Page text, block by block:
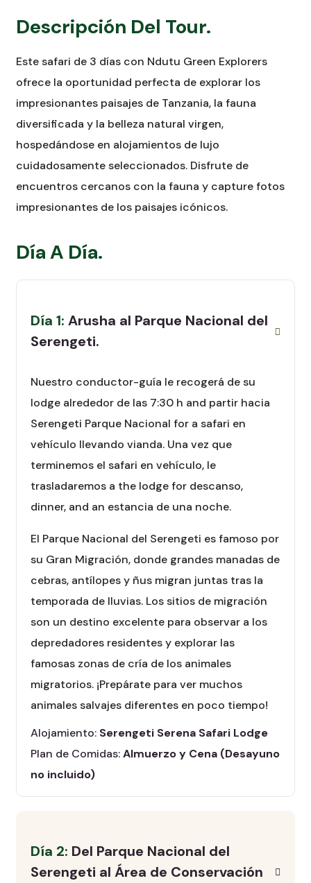
Descripción Del Tour.
Este safari de 3 días con Ndutu Green Explorers
ofrece la oportunidad perfecta de explorar los
impresionantes paisajes de Tanzania, la fauna
diversificada y la belleza natural virgen,
hospedándose en alojamientos de lujo
cuidadosamente seleccionados. Disfrute de
encuentros cercanos con la fauna y capture fotos
impresionantes de los paisajes icónicos.
Día A Día.
Día 1: Arusha al Parque Nacional del
Serengeti.
Nuestro conductor-guía le recogerá de su
lodge alrededor de las 7:30 h and partir hacia
Serengeti Parque Nacional for a safari en
vehículo llevando vianda. Una vez que
terminemos el safari en vehículo, le
trasladaremos a the lodge for descanso,
dinner, and an estancia de una noche.
El Parque Nacional del Serengeti es famoso por
su Gran Migración, donde grandes manadas de
cebras, antílopes y ñus migran juntas tras la
temporada de lluvias. Los sitios de migración
son un destino excelente para observar a los
depredadores residentes y explorar las
famosas zonas de cría de los animales
migratorios. ¡Prepárate para ver muchos
animales salvajes diferentes en poco tiempo!
Alojamiento: Serengeti Serena Safari Lodge
Plan de Comidas:Almuerzo y Cena (Desayuno
no incluido)
Día 2: Del Parque Nacional del
Serengeti al Área de Conservación